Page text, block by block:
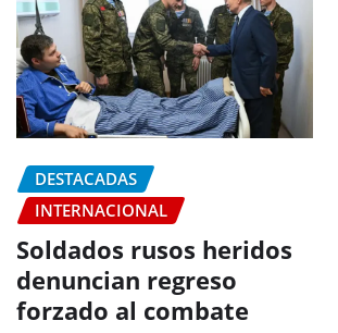
DESTACADAS
INTERNACIONAL
Soldados rusos heridos
denuncian regreso
forzado al combate